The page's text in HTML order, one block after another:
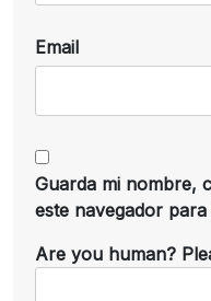
Email
Guarda mi nombre,
este navegador
Are you human?